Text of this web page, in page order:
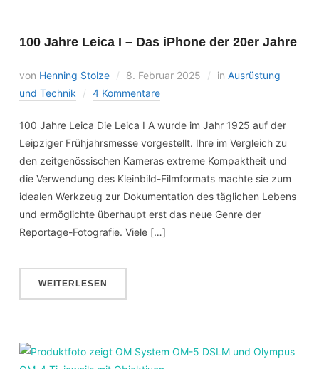
100 Jahre Leica I – Das iPhone der 20er Jahre
von Henning Stolze 8. Februar 2025 in Ausrüstung
und Technik
4 Kommentare
100 Jahre Leica Die Leica I A wurde im Jahr 1925 auf der
Leipziger Frühjahrsmesse vorgestellt. Ihre im Vergleich zu
den zeitgenössischen Kameras extreme Kompaktheit und
die Verwendung des Kleinbild-Filmformats machte sie zum
idealen Werkzeug zur Dokumentation des täglichen Lebens
und ermöglichte überhaupt erst das neue Genre der
Reportage-Fotografie. Viele […]
WEITERLESEN